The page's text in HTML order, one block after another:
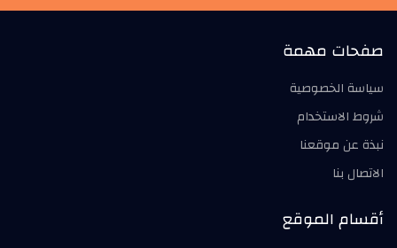
صفحات مهمة
سياسة الخصوصية
شروط الاستخدام
نبذة عن موقعنا
الاتصال بنا
أقسام الموقع